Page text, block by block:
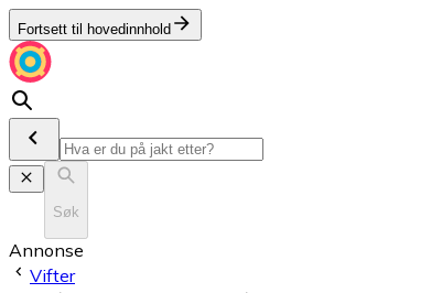
Fortsett til hovedinnhold
Søk
Annonse
Vifter